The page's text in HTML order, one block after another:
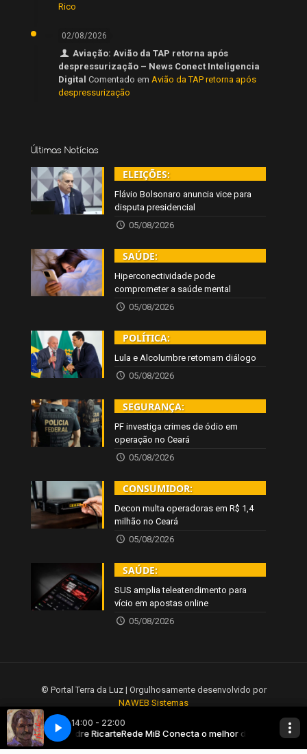
Rico
02/08/2026
Aviação: Avião da TAP retorna após
despressurização – News Conect Inteligencia
Digital Comentado em Avião da TAP retorna após
despressurização
Últimas Notícias
ELEIÇÕES:
Flávio Bolsonaro anuncia vice para
disputa presidencial
05/08/2026
SAÚDE:
Hiperconectividade pode
comprometer a saúde mental
05/08/2026
POLÍTICA:
Lula e Alcolumbre retomam diálogo
05/08/2026
SEGURANÇA:
PF investiga crimes de ódio em
operação no Ceará
05/08/2026
CONSUMIDOR:
Decon multa operadoras em R$ 1,4
milhão no Ceará
05/08/2026
SAÚDE:
SUS amplia teleatendimento para
vício em apostas online
05/08/2026
© Portal Terra da Luz | Orgulhosamente desenvolvido por
NAWEB Sistemas